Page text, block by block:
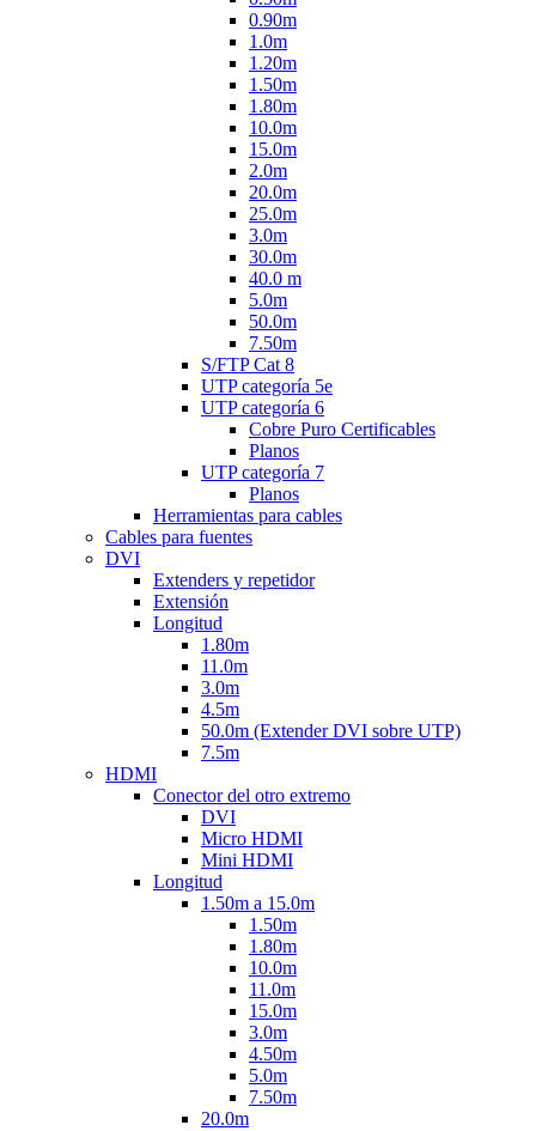
0.90m
1.0m
1.20m
1.50m
1.80m
10.0m
15.0m
2.0m
20.0m
25.0m
3.0m
30.0m
40.0 m
5.0m
50.0m
7.50m
S/FTP Cat 8
UTP categoría 5e
UTP categoría 6
Cobre Puro Certificables
Planos
UTP categoría 7
Planos
Herramientas para cables
Cables para fuentes
DVI
Extenders y repetidor
Extensión
Longitud
1.80m
11.0m
3.0m
4.5m
50.0m (Extender DVI sobre UTP)
7.5m
HDMI
Conector del otro extremo
DVI
Micro HDMI
Mini HDMI
Longitud
1.50m a 15.0m
1.50m
1.80m
10.0m
11.0m
15.0m
3.0m
4.50m
5.0m
7.50m
20.0m